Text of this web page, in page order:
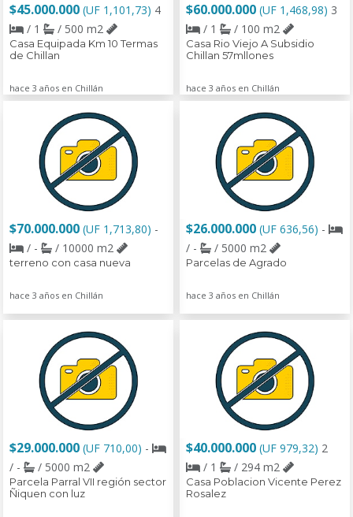
$45.000.000 (UF 1,101,73) 4
/ 1
/ 500 m2
Casa Equipada Km 10 Termas
de Chillan
hace 3 años en Chillán
$60.000.000 (UF 1,468,98) 3
/ 1
/ 100 m2
Casa Rio Viejo A Subsidio
Chillan 57mllones
hace 3 años en Chillán
$70.000.000 (UF 1,713,80) -
/ -
/ 10000 m2
terreno con casa nueva
hace 3 años en Chillán
$26.000.000 (UF 636,56) -
/ -
/ 5000 m2
Parcelas de Agrado
hace 3 años en Chillán
$29.000.000 (UF 710,00) -
/ -
/ 5000 m2
Parcela Parral VII región sector
Ñiquen con luz
$40.000.000 (UF 979,32) 2
/ 1
/ 294 m2
Casa Poblacion Vicente Perez
Rosalez